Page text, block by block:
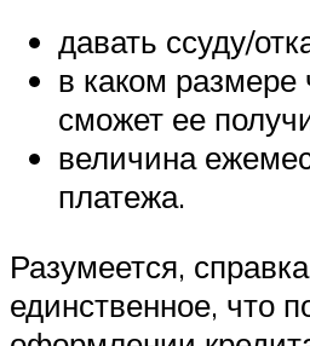
давать ссуду/
в каком размере
сможет ее
величина
платежа.
Разумеется,
единственное, что